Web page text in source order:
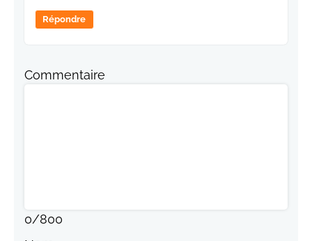
Répondre
Commentaire
0/800